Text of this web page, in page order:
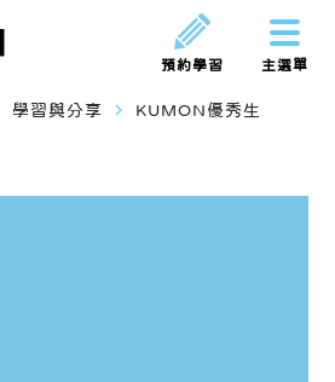
主選單
預約學習
學習與分享 navigate_next KUMON優秀生